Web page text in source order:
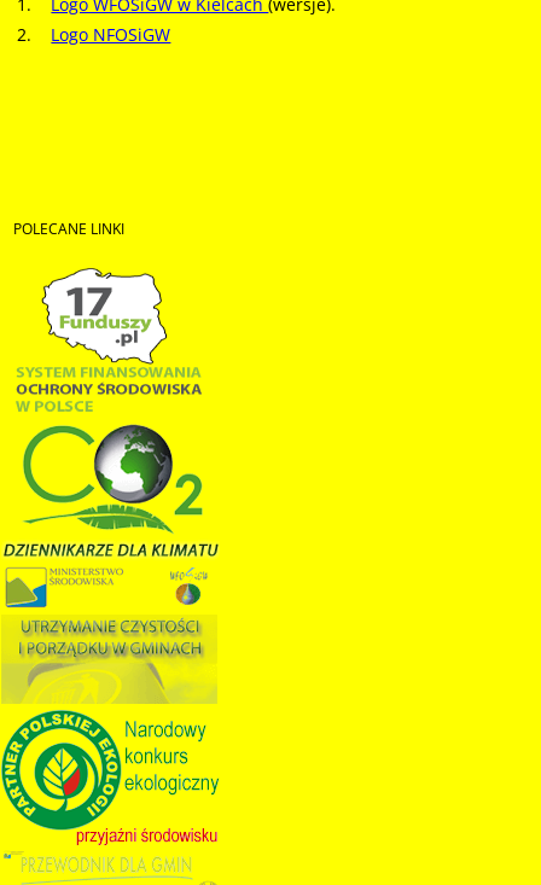
1. Logo WFOŚiGW w Kielcach(wersje).
2. Logo NFOSiGW
POLECANE LINKI